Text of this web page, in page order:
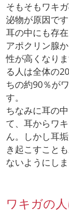
そもそもワキ
泌物が原因で
耳の中にも存
アポクリン腺
性が高くなり
る人は全体の
ちの約90％が
す。
ちなみに耳の
て、耳からワ
ん。しかし耳
き起こすこと
ないようにしま
ワキガの